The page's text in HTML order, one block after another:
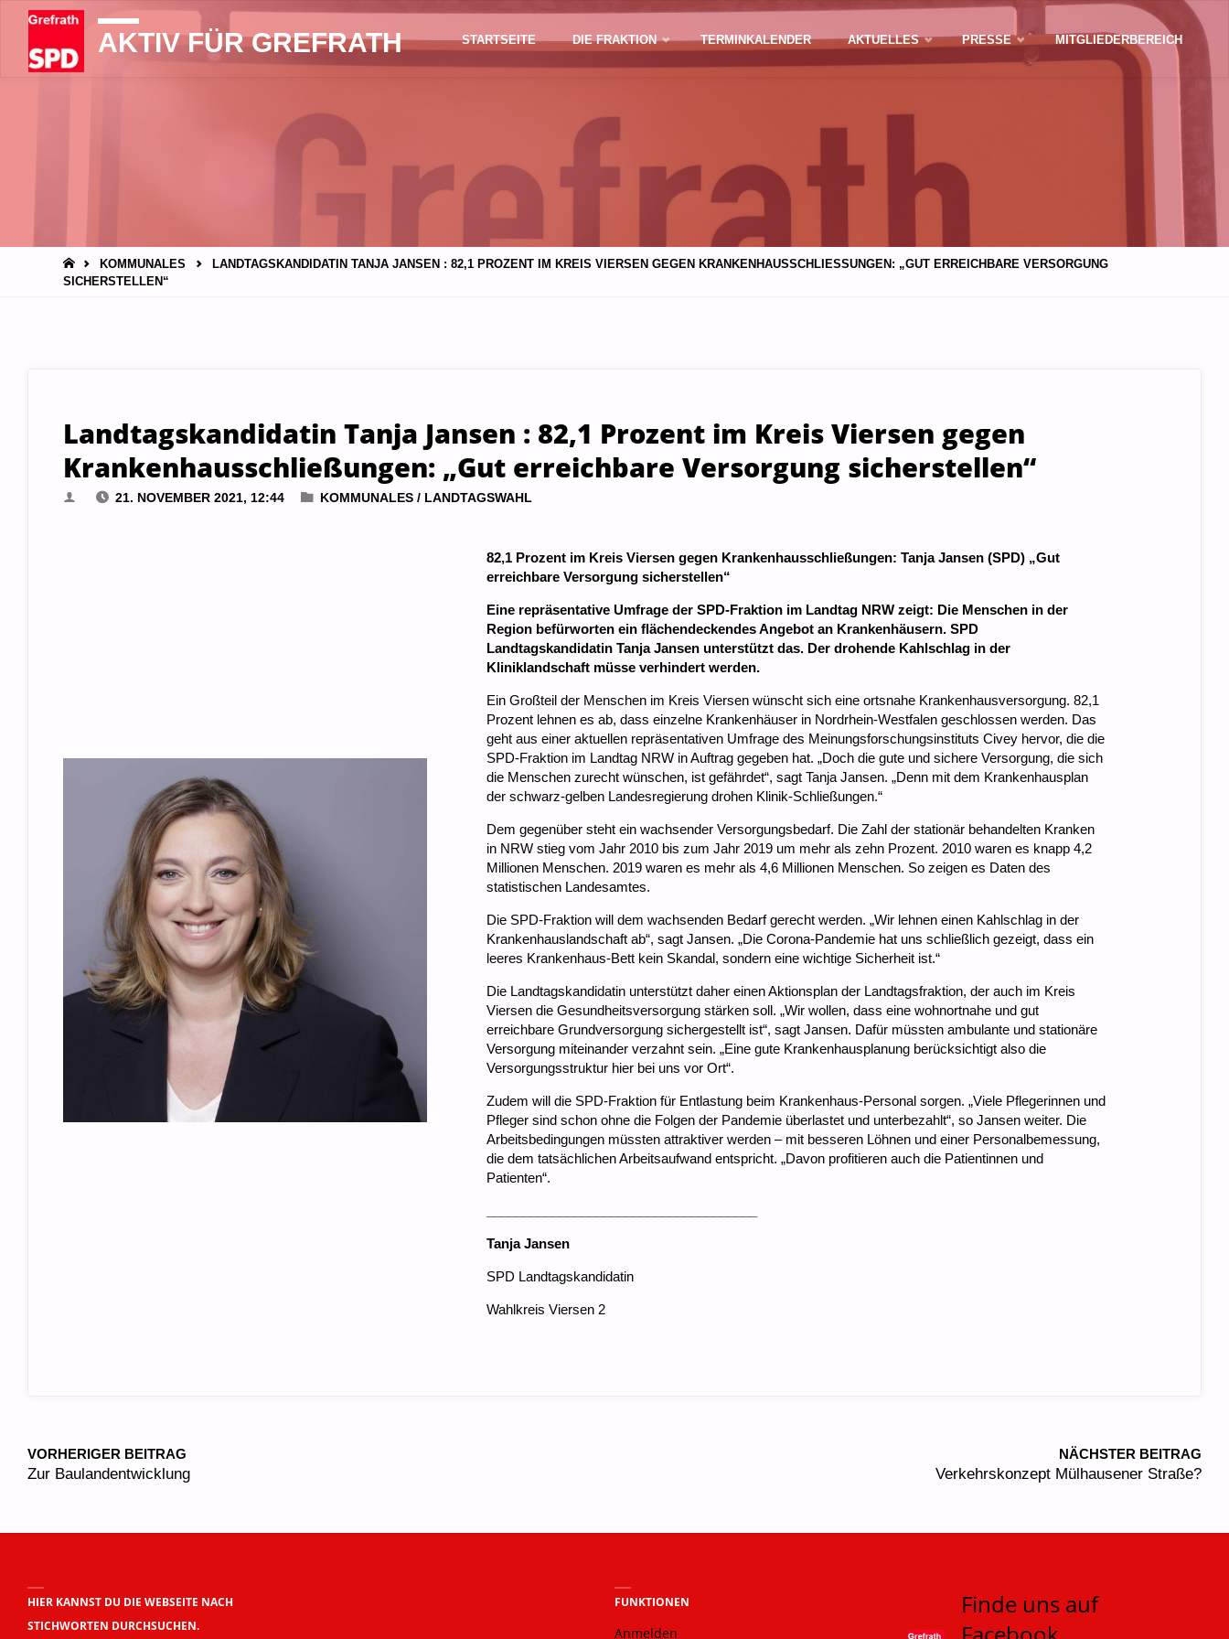
AKTIV FÜR GREFRATH
Inhalt
STARTSEITE DIE FRAKTION TERMINKALENDER AKTUELLES PRESSE MITGLIEDERBEREICH
STARTKOMMUNALES
LANDTAGSKANDIDATIN TANJA JANSEN : 82,1 PROZENT IM KREIS VIERSEN GEGEN KRANKENHAUSSCHLIESSUNGEN: „GUT ERREICHBARE VERSORGUNG S
ICHERSTELLEN“
Landtagskandidatin Tanja Jansen : 82,1 Prozent im Kreis Viersen gegen
Krankenhausschließungen: „Gut erreichbare Versorgung sicherstellen“
21. NOVEMBER 2021, 12:44 KOMMUNALES / LANDTAGSWAHL
82,1 Prozent im Kreis Viersen gegen Krankenhausschließungen: Tanja Jansen (SPD) „Gut
erreichbare Versorgung sicherstellen“
Eine repräsentative Umfrage der SPD-Fraktion im Landtag NRW zeigt: Die Menschen in der
Region befürworten ein flächendeckendes Angebot an Krankenhäusern. SPD
Landtagskandidatin Tanja Jansen unterstützt das. Der drohende Kahlschlag in der
Kliniklandschaft müsse verhindert werden.
Ein Großteil der Menschen im Kreis Viersen wünscht sich eine ortsnahe Krankenhausversorgung. 82,1
Prozent lehnen es ab, dass einzelne Krankenhäuser in Nordrhein-Westfalen geschlossen werden. Das
geht aus einer aktuellen repräsentativen Umfrage des Meinungsforschungsinstituts Civey hervor, die die
SPD-Fraktion im Landtag NRW in Auftrag gegeben hat. „Doch die gute und sichere Versorgung, die sich
die Menschen zurecht wünschen, ist gefährdet“, sagt Tanja Jansen. „Denn mit dem Krankenhausplan
der schwarz-gelben Landesregierung drohen Klinik-Schließungen.“
Dem gegenüber steht ein wachsender Versorgungsbedarf. Die Zahl der stationär behandelten Kranken
in NRW stieg vom Jahr 2010 bis zum Jahr 2019 um mehr als zehn Prozent. 2010 waren es knapp 4,2
Millionen Menschen. 2019 waren es mehr als 4,6 Millionen Menschen. So zeigen es Daten des
statistischen Landesamtes.
Die SPD-Fraktion will dem wachsenden Bedarf gerecht werden. „Wir lehnen einen Kahlschlag in der
Krankenhauslandschaft ab“, sagt Jansen. „Die Corona-Pandemie hat uns schließlich gezeigt, dass ein
leeres Krankenhaus-Bett kein Skandal, sondern eine wichtige Sicherheit ist.“
Die Landtagskandidatin unterstützt daher einen Aktionsplan der Landtagsfraktion, der auch im Kreis
Viersen die Gesundheitsversorgung stärken soll. „Wir wollen, dass eine wohnortnahe und gut
erreichbare Grundversorgung sichergestellt ist“, sagt Jansen. Dafür müssten ambulante und stationäre
Versorgung miteinander verzahnt sein. „Eine gute Krankenhausplanung berücksichtigt also die
Versorgungsstruktur hier bei uns vor Ort“.
Zudem will die SPD-Fraktion für Entlastung beim Krankenhaus-Personal sorgen. „Viele Pflegerinnen und
Pfleger sind schon ohne die Folgen der Pandemie überlastet und unterbezahlt“, so Jansen weiter. Die
Arbeitsbedingungen müssten attraktiver werden – mit besseren Löhnen und einer Personalbemessung,
die dem tatsächlichen Arbeitsaufwand entspricht. „Davon profitieren auch die Patientinnen und
Patienten“.
Tanja Jansen
SPD Landtagskandidatin
Wahlkreis Viersen 2
VORHERIGER BEITRAG
Zur Baulandentwicklung
NÄCHSTER BEITRAG
Verkehrskonzept Mülhausener Straße?
HIER KANNST DU DIE WEBSEITE NACH
STICHWORTEN DURCHSUCHEN.
FUNKTIONEN
Anmelden
Finde uns auf